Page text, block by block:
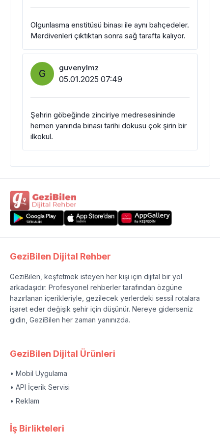
Olgunlasma enstitüsü binası ile aynı bahçedeler.
Merdivenleri çıktıktan sonra sağ tarafta kalıyor.
G guvenylmz
05.01.2025 07:49
Şehrin göbeğinde zinciriye medresesininde
hemen yanında binası tarihi dokusu çok şirin bir
ilkokul.
GeziBilen Dijital Rehber
GeziBilen, keşfetmek isteyen her kişi için dijital bir yol
arkadaşıdır. Profesyonel rehberler tarafından özgüne
hazırlanan içerikleriyle, gezilecek yerlerdeki sessil rotalara
işaret eder değişik şehir için düşünür. Nereye giderseniz
gidin, GeziBilen her zaman yanınızda.
GeziBilen Dijital Ürünleri
• Mobil Uygulama
• API İçerik Servisi
• Reklam
İş Birlikteleri